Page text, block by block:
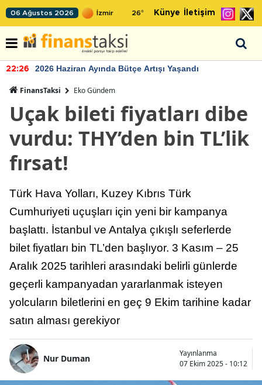
06 Ağustos 2026 26° Künye İletişim
22:26 2026 Haziran Ayında Bütçe Artışı Yaşandı
FinansTaksi Eko Gündem
Uçak bileti fiyatları dibe
vurdu: THY’den bin TL’lik
fırsat!
Türk Hava Yolları, Kuzey Kıbrıs Türk
Cumhuriyeti uçuşları için yeni bir kampanya
başlattı. İstanbul ve Antalya çıkışlı seferlerde
bilet fiyatları bin TL’den başlıyor. 3 Kasım – 25
Aralık 2025 tarihleri arasındaki belirli günlerde
geçerli kampanyadan yararlanmak isteyen
yolcuların biletlerini en geç 9 Ekim tarihine kadar
satın alması gerekiyor
Nur Duman
Yayınlanma
07 Ekim 2025 - 10:12